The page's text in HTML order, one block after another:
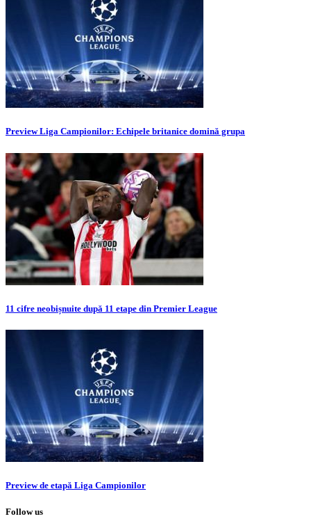
Preview Liga Campionilor: Echipele britanice domină grupa
11 cifre neobișnuite după 11 etape din Premier League
Preview de etapă Liga Campionilor
Follow us